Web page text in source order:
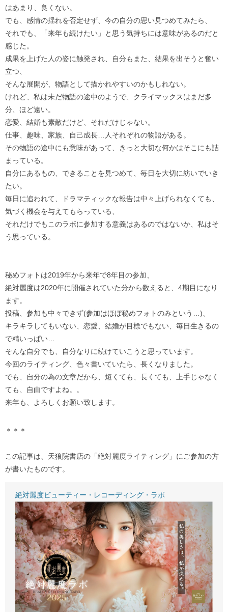
はあまり、良くない。
でも、感情の揺れを否定せず、今の自分の思い見つめてみたら、
それでも、「来年も続けたい」と思う気持ちには意味があるのだと
感じた。
成果を上げた人の姿に触発され、自分もまた、結果を出そうと奮い
立つ、
そんな展開が、物語として描かれやすいのかもしれない。
けれど、私は未だ物語の途中のようで、クライマックスはまだ多
分、ほど遠い。
恋愛、結婚も素敵だけど、それだけじゃない。
仕事、趣味、家族、自己成長…人それぞれの物語がある。
その物語の途中にも意味があって、きっと大切な何かはそこにも詰
まっている。
自分にあるもの、できることを見つめて、毎日を大切に紡いでいき
たい。
毎日に追われて、ドラマティックな報告は中々上げられなくても、
気づく機会を与えてもらっている、
それだけでもこのラボに参加する意義はあるのではないか、私はそ
う思っている。
秘めフォトは2019年から来年で8年目の参加、
絶対麗度は2020年に開催されていた分から数えると、4期目になり
ます。
投稿、参加も中々できず(参加はほぼ秘めフォトのみという…)、
キラキラしてもいない、恋愛、結婚が目標でもない、毎日生きるの
で精いっぱい…
そんな自分でも、自分なりに続けていこうと思っています。
今回のライティング、色々書いていたら、長くなりました。
でも、自分の為の文章だから、短くても、長くても、上手じゃなく
ても、自由ですよね。。
来年も、よろしくお願い致します。
＊＊＊
この記事は、天狼院書店の「絶対麗度ライティング」にご参加の方
が書いたものです。
絶対麗度ビューティー・レコーディング・ラボ